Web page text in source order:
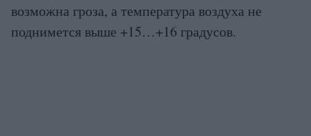
возможна гроза, а температура воздуха не
поднимется выше +15…+16 градусов.